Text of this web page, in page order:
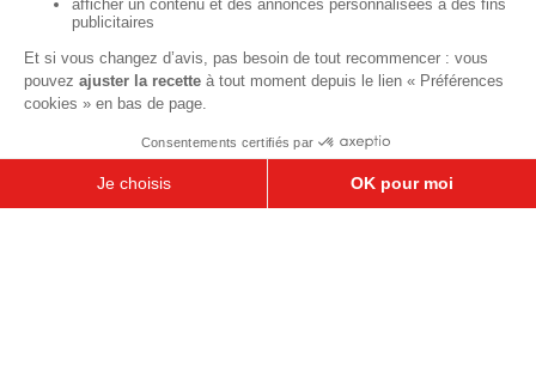
Printemps
Été
Automne